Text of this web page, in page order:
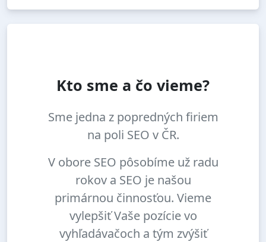
Kto sme a čo vieme?
Sme jedna z popredných firiem
na poli SEO v ČR.
V obore SEO pôsobíme už radu
rokov a SEO je našou
primárnou činnosťou. Vieme
vylepšiť Vaše pozície vo
vyhľadávačoch a tým zvýšiť